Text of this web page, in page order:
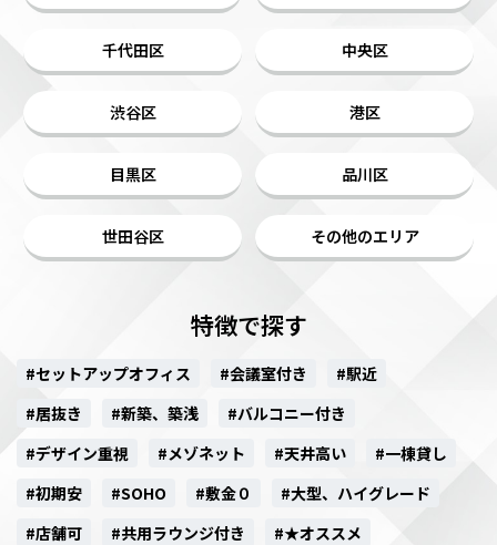
千代田区 中央区
渋谷区 港区
目黒区 品川区
世田谷区 その他のエリア
特徴で探す
#セットアップオフィス #会議室付き
#駅近
#居抜き
#新築、築浅
#バルコニー付き
#デザイン重視
#メゾネット #天井高い
#一棟貸し
#初期安
#SOHO #敷金０
#大型、ハイグレード
#店舗可
#共用ラウンジ付き #★オススメ